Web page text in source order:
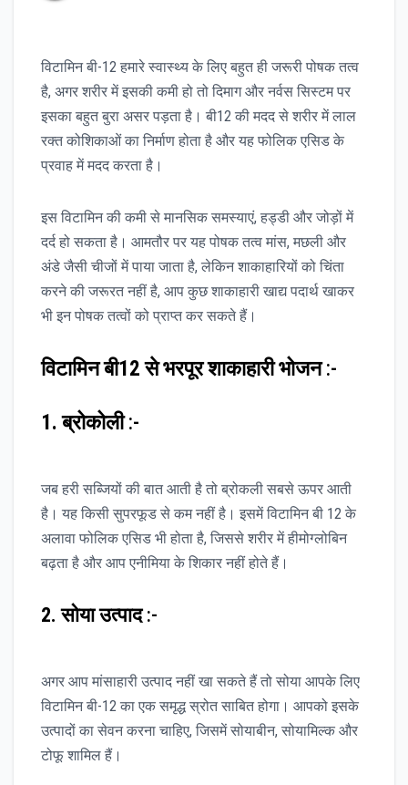
विटामिन बी-12 हमारे स्वास्थ्य के लिए बहुत ही जरूरी पोषक तत्व
है, अगर शरीर में इसकी कमी हो तो दिमाग और नर्वस सिस्टम पर
इसका बहुत बुरा असर पड़ता है। बी12 की मदद से शरीर में लाल
रक्त कोशिकाओं का निर्माण होता है और यह फोलिक एसिड के
प्रवाह में मदद करता है।
इस विटामिन की कमी से मानसिक समस्याएं, हड्डी और जोड़ों में
दर्द हो सकता है। आमतौर पर यह पोषक तत्व मांस, मछली और
अंडे जैसी चीजों में पाया जाता है, लेकिन शाकाहारियों को चिंता
करने की जरूरत नहीं है, आप कुछ शाकाहारी खाद्य पदार्थ खाकर
भी इन पोषक तत्वों को प्राप्त कर सकते हैं।
विटामिन बी12 से भरपूर शाकाहारी भोजन:-
1. ब्रोकोली:-
जब हरी सब्जियों की बात आती है तो ब्रोकली सबसे ऊपर आती
है। यह किसी सुपरफूड से कम नहीं है। इसमें विटामिन बी 12 के
अलावा फोलिक एसिड भी होता है, जिससे शरीर में हीमोग्लोबिन
बढ़ता है और आप एनीमिया के शिकार नहीं होते हैं।
2. सोया उत्पाद:-
अगर आप मांसाहारी उत्पाद नहीं खा सकते हैं तो सोया आपके लिए
विटामिन बी-12 का एक समृद्ध स्रोत साबित होगा। आपको इसके
उत्पादों का सेवन करना चाहिए, जिसमें सोयाबीन, सोयामिल्क और
टोफू शामिल हैं।